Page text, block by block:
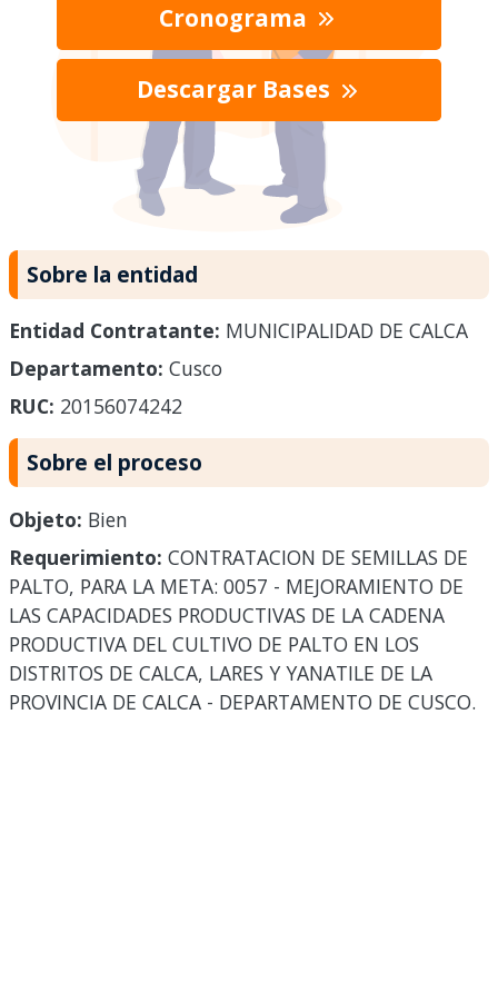
Cronograma
Descargar Bases
Sobre la entidad
Entidad Contratante: MUNICIPALIDAD DE CALCA
Departamento: Cusco
RUC: 20156074242
Sobre el proceso
Objeto: Bien
Requerimiento: CONTRATACION DE SEMILLAS DE
PALTO, PARA LA META: 0057 - MEJORAMIENTO DE
LAS CAPACIDADES PRODUCTIVAS DE LA CADENA
PRODUCTIVA DEL CULTIVO DE PALTO EN LOS
DISTRITOS DE CALCA, LARES Y YANATILE DE LA
PROVINCIA DE CALCA - DEPARTAMENTO DE CUSCO.